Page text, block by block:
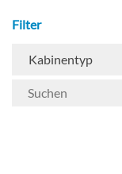
Filter
Kabinentyp